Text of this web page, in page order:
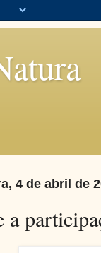
4 de abril de
a